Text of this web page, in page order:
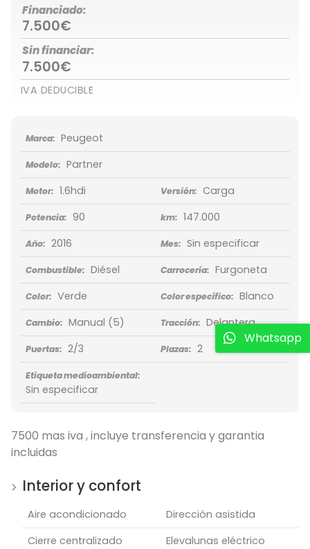
Financiado:
7.500€
Sin financiar:
7.500€
IVA DEDUCIBLE
Marca: Peugeot
Modelo: Partner
Motor: 1.6hdi Versión: Carga
Potencia: 90 km: 147.000
Año: 2016 Mes: Sin especificar
Combustible: Diésel Carroceria: Furgoneta
Color: Verde Color específico: Blanco
Cambio: Manual (5) Tracción: Delantera
Puertas: 2/3 Plazas: 2
Etiqueta medioambiental:
Sin especificar
7500 mas iva , incluye transferencia y garantia
incluidas
Interior y confort
Aire acondicionado
Dirección asistida
Cierre centralizado
Elevalunas eléctrico
Whatsapp